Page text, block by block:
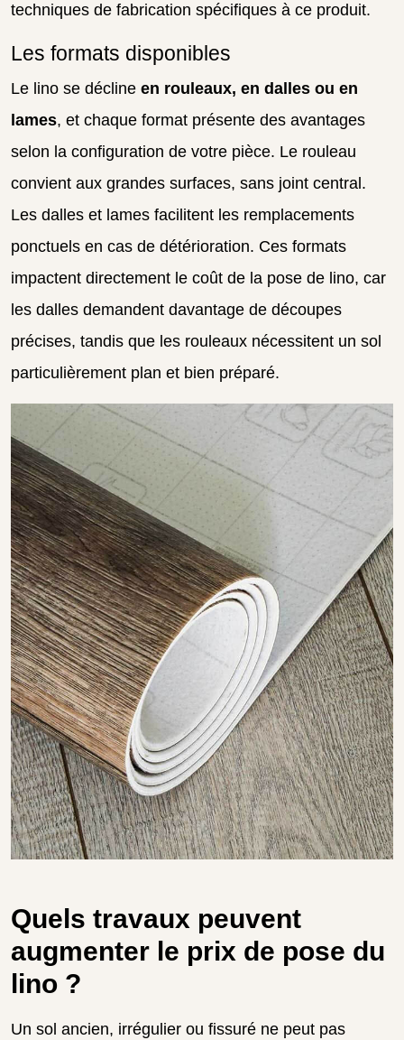
techniques de fabrication spécifiques à ce produit.
Les formats disponibles
Le lino se décline en rouleaux, en dalles ou en
lames, et chaque format présente des avantages
selon la configuration de votre pièce. Le rouleau
convient aux grandes surfaces, sans joint central.
Les dalles et lames facilitent les remplacements
ponctuels en cas de détérioration. Ces formats
impactent directement le coût de la pose de lino, car
les dalles demandent davantage de découpes
précises, tandis que les rouleaux nécessitent un sol
particulièrement plan et bien préparé.
Quels travaux peuvent
augmenter le prix de pose du
lino ?
Un sol ancien, irrégulier ou fissuré ne peut pas